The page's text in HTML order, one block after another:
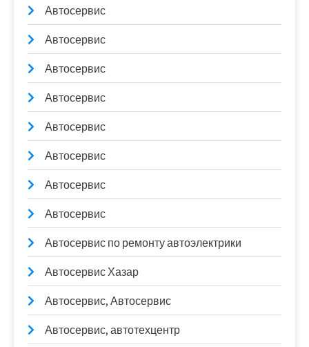
Автосервис
Автосервис
Автосервис
Автосервис
Автосервис
Автосервис
Автосервис
Автосервис
Автосервис по ремонту автоэлектрики
Автосервис Хазар
Автосервис, Автосервис
Автосервис, автотехцентр